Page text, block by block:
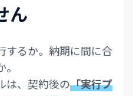
ん
するか。納期に間に合
。
は、契約後の「実行プ